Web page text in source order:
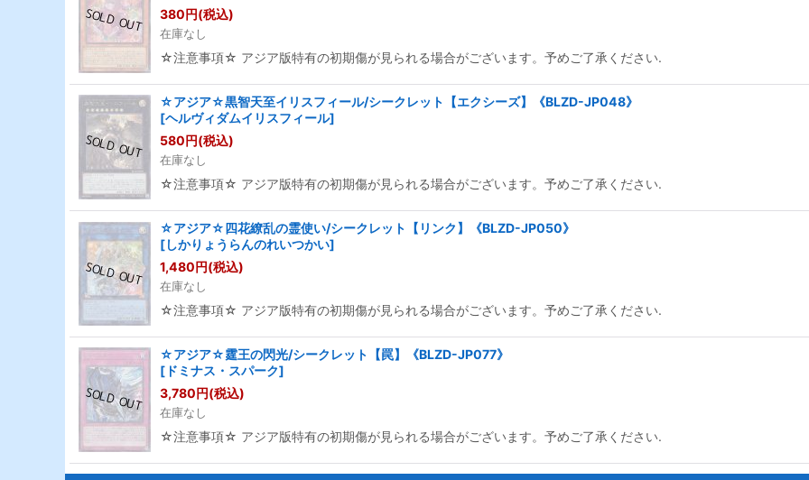
380円(税込)
在庫なし
☆注意事項☆ アジア版特有の初期傷が見られる場合がございます。予めご了承ください.
☆アジア☆黒智天至イリスフィール/シークレット【エクシーズ】《BLZD-JP048》
[ヘルヴィダムイリスフィール]
580円(税込)
在庫なし
☆注意事項☆ アジア版特有の初期傷が見られる場合がございます。予めご了承ください.
☆アジア☆四花繚乱の霊使い/シークレット【リンク】《BLZD-JP050》
[しかりょうらんのれいつかい]
1,480円(税込)
在庫なし
☆注意事項☆ アジア版特有の初期傷が見られる場合がございます。予めご了承ください.
☆アジア☆霆王の閃光/シークレット【罠】《BLZD-JP077》
[ ドミナス・スパーク]
3,780円(税込)
在庫なし
☆注意事項☆ アジア版特有の初期傷が見られる場合がございます。予めご了承ください.